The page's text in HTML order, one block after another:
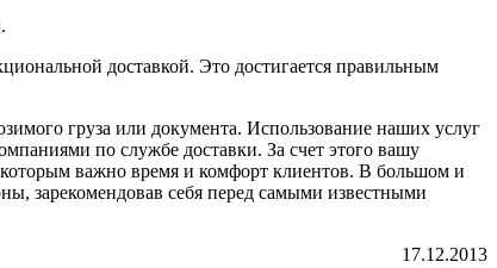
доставкой. Это достигается правильным
груза или документа. Использование наших услуг
по службе доставки. За счет этого вашу
важно время и комфорт клиентов. В большом и
зарекомендовав себя перед самыми известными
17.12.2013